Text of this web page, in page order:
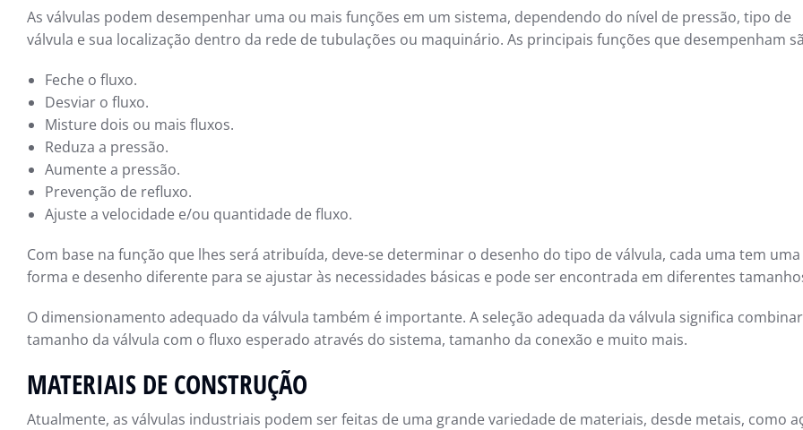
As válvulas podem desempenhar uma ou mais funções em um sistema, dependendo do nível de pressão, tipo de
válvula e sua localização dentro da rede de tubulações ou maquinário. As principais funções que desempenham
Feche o fluxo.
Desviar o fluxo.
Misture dois ou mais fluxos.
Reduza a pressão.
Aumente a pressão.
Prevenção de refluxo.
Ajuste a velocidade e/ou quantidade de fluxo.
Com base na função que lhes será atribuída, deve-se determinar o desenho do tipo de válvula, cada uma tem uma
forma e desenho diferente para se ajustar às necessidades básicas e pode ser encontrada em diferentes
O dimensionamento adequado da válvula também é importante. A seleção adequada da válvula significa
tamanho da válvula com o fluxo esperado através do sistema, tamanho da conexão e muito mais.
MATERIAIS DE CONSTRUÇÃO
Atualmente, as válvulas industriais podem ser feitas de uma grande variedade de materiais, desde metais, como